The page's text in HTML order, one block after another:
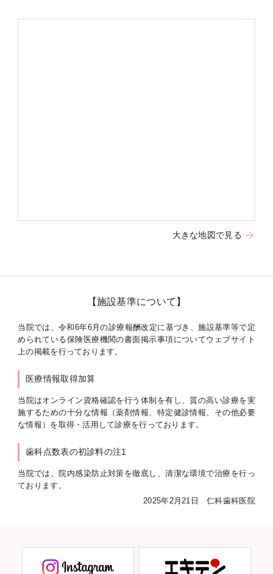
大きな地図で見る
【施設基準について】
当院では、令和6年6月の診療報酬改定に基づき、施設基準等で定
められている保険医療機関の書面掲示事項についてウェブサイト
上の掲載を行っております。
医療情報取得加算
当院はオンライン資格確認を行う体制を有し、質の高い診療を実
施するための十分な情報（薬剤情報、特定健診情報、その他必要
な情報）を取得・活用して診療を行っております。
歯科点数表の初診料の注1
当院では、院内感染防止対策を徹底し、清潔な環境で治療を行っ
ております。
2025年2月21日 仁科歯科医院